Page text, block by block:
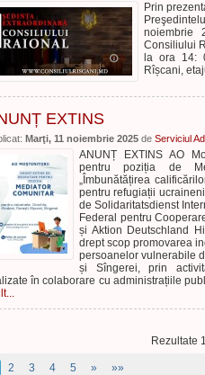
Prin
noiembrie
Consiliului
la ora 14:
Rîșcani,
EXTINS
Marţi, 11 noiembrie 2025 de Serviciul
ANUNȚ EXTINS AO
pentru poziția de
„Îmbunătățirea
pentru refugiații
de Solidaritatsdienst
Federal pentru
și Aktion Deutschland
drept scop promovarea
persoanelor vulnerabile
și Sîngerei, prin
în colaborare cu administrațiile
Rezultate
2 3 4 5 »
»»